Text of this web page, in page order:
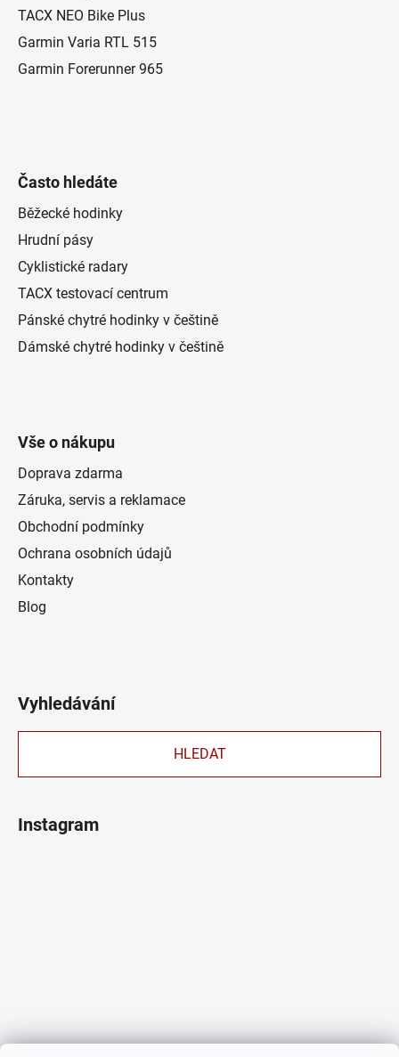
TACX NEO Bike Plus
Garmin Varia RTL 515
Garmin Forerunner 965
Často hledáte
Běžecké hodinky
Hrudní pásy
Cyklistické radary
TACX testovací centrum
Pánské chytré hodinky v češtině
Dámské chytré hodinky v češtině
Vše o nákupu
Doprava zdarma
Záruka, servis a reklamace
Obchodní podmínky
Ochrana osobních údajů
Kontakty
Blog
Vyhledávání
HLEDAT
Instagram